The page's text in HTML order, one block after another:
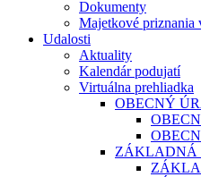
Dokumenty
Majetkové priznania
Udalosti
Aktuality
Kalendár podujatí
Virtuálna prehliadka
OBECNÝ
ZÁKLADNÁ